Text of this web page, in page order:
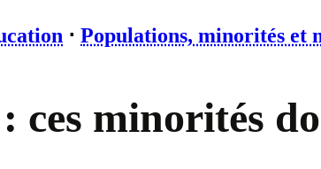
⋅ Populations, minorités et
ces minorités